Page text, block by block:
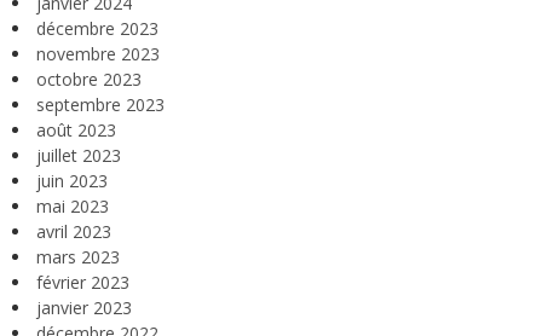
décembre 2023
novembre 2023
octobre 2023
septembre 2023
août 2023
juillet 2023
juin 2023
mai 2023
avril 2023
mars 2023
février 2023
janvier 2023